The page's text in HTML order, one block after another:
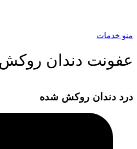
منو خدمات
عفونت دندان
درد دندان روکش شده